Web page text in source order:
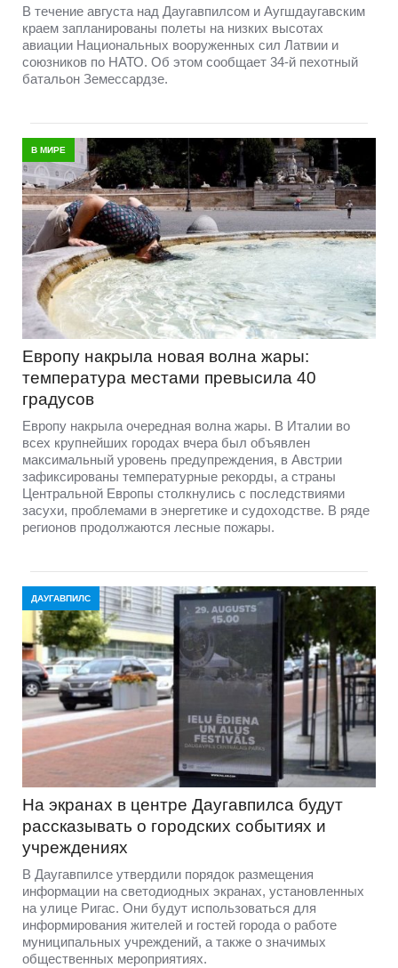
В течение августа над Даугавпилсом и Аугшдаугавским
краем запланированы полеты на низких высотах
авиации Национальных вооруженных сил Латвии и
союзников по НАТО. Об этом сообщает 34-й пехотный
батальон Земессардзе.
В МИРЕ
Европу накрыла новая волна жары:
температура местами превысила 40
градусов
Европу накрыла очередная волна жары. В Италии во
всех крупнейших городах вчера был объявлен
максимальный уровень предупреждения, в Австрии
зафиксированы температурные рекорды, а страны
Центральной Европы столкнулись с последствиями
засухи, проблемами в энергетике и судоходстве. В ряде
регионов продолжаются лесные пожары.
ДАУГАВПИЛС
На экранах в центре Даугавпилса будут
рассказывать о городских событиях и
учреждениях
В Даугавпилсе утвердили порядок размещения
информации на светодиодных экранах, установленных
на улице Ригас. Они будут использоваться для
информирования жителей и гостей города о работе
муниципальных учреждений, а также о значимых
общественных мероприятиях.